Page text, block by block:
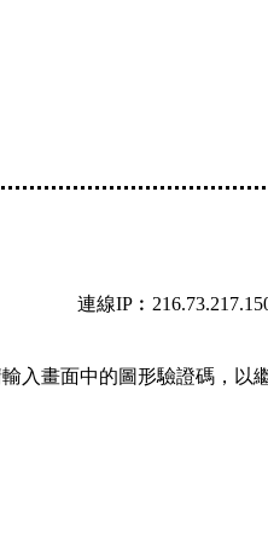
連線
入畫面中的圖形驗證碼，以